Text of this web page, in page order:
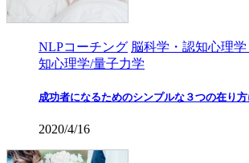
NLPコーチング 脳科学・認知心理
知心理学/量子力学
成功者になるためのシンプルな３つの在り方
2020/4/16